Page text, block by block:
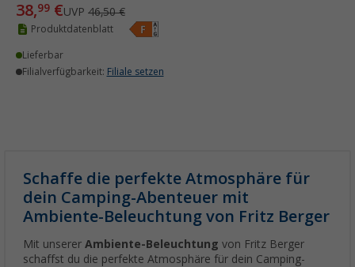
38,99 €UVP 46,50 €
Produktdatenblatt
Lieferbar
Filialverfügbarkeit: Filiale setzen
Schaffe die perfekte Atmosphäre für
dein Camping-Abenteuer mit
Ambiente-Beleuchtung von Fritz Berger
Mit unserer Ambiente-Beleuchtung von Fritz Berger
schaffst du die perfekte Atmosphäre für dein Camping-